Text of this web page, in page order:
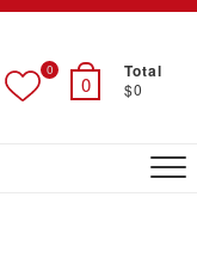
0
0
Total
$0